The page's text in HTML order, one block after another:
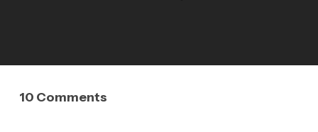
10 Comments